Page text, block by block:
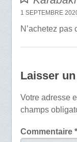
1 SEPTEMBRE
N’achetez pas
Laisser
Votre adresse
champs
Commentaire *